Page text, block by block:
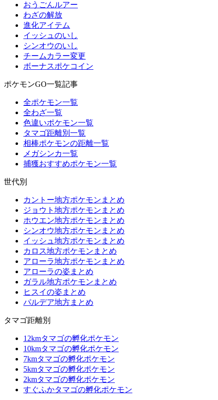
おうごんルアー
わざの解放
進化アイテム
イッシュのいし
シンオウのいし
チームカラー変更
ボーナスポケコイン
ポケモンGO一覧記事
全ポケモン一覧
全わざ一覧
色違いポケモン一覧
タマゴ距離別一覧
相棒ポケモンの距離一覧
メガシンカ一覧
捕獲おすすめポケモン一覧
世代別
カントー地方ポケモンまとめ
ジョウト地方ポケモンまとめ
ホウエン地方ポケモンまとめ
シンオウ地方ポケモンまとめ
イッシュ地方ポケモンまとめ
カロス地方ポケモンまとめ
アローラ地方ポケモンまとめ
アローラの姿まとめ
ガラル地方ポケモンまとめ
ヒスイの姿まとめ
パルデア地方まとめ
タマゴ距離別
12kmタマゴの孵化ポケモン
10kmタマゴの孵化ポケモン
7kmタマゴの孵化ポケモン
5kmタマゴの孵化ポケモン
2kmタマゴの孵化ポケモン
すぐふかタマゴの孵化ポケモン